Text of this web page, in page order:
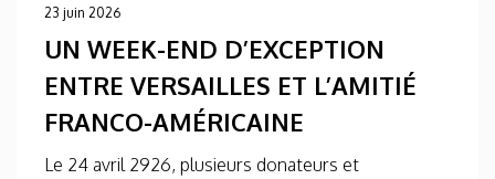
23 juin 2026
UN WEEK-END D’EXCEPTION
ENTRE VERSAILLES ET L’AMITIÉ
FRANCO-AMÉRICAINE
Le 24 avril 2926, plusieurs donateurs et